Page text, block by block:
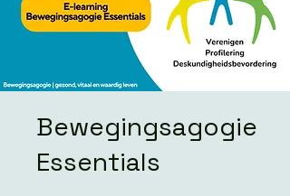
Bewegingsagogie
Essentials